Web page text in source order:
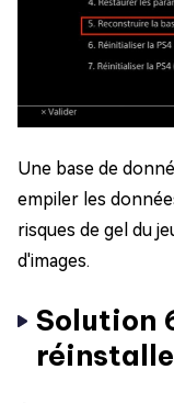
Une base de
empiler les
risques de gel du
d'images.
Solution